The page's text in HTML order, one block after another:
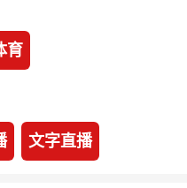
育
文字直播